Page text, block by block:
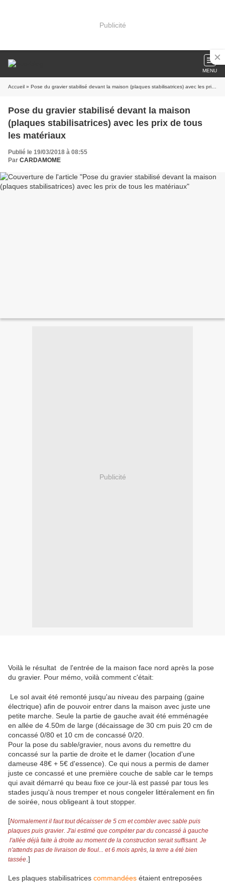
Publicité
MENU
Accueil » Pose du gravier stabilisé devant la maison (plaques stabilisatrices) avec les prix de tous les matériaux
Pose du gravier stabilisé devant la maison
(plaques stabilisatrices) avec les prix de tous
les matériaux
Publié le 19/03/2018 à 08:55
Par CARDAMOME
Publicité
Voilà le résultat de l'entrée de la maison face nord après la pose
du gravier. Pour mémo, voilà comment c'était:
Le sol avait été remonté jusqu'au niveau des parpaing (gaine
électrique) afin de pouvoir entrer dans la maison avec juste une
petite marche. Seule la partie de gauche avait été emménagée
en allée de 4.50m de large (décaissage de 30 cm puis 20 cm de
concassé 0/80 et 10 cm de concassé 0/20.
Pour la pose du sable/gravier, nous avons du remettre du
concassé sur la partie de droite et le damer (location d'une
dameuse 48€ + 5€ d'essence). Ce qui nous a permis de damer
juste ce concassé et une première couche de sable car le temps
qui avait démarré qu beau fixe ce jour-là est passé par tous les
stades jusqu'à nous tremper et nous congeler littéralement en fin
de soirée, nous obligeant à tout stopper.
[Normalement il faut tout décaisser de 5 cm et combler avec sable puis
plaques puis gravier. J'ai estimé que compéter par du concassé à gauche
l'allée déjà faite à droite au moment de la construction serait suffisant. Je
n'attends pas de livraison de fioul... et 6 mois après, la terre a été bien
tassée .]
Les plaques stabilisatrices commandées étaient entreposées